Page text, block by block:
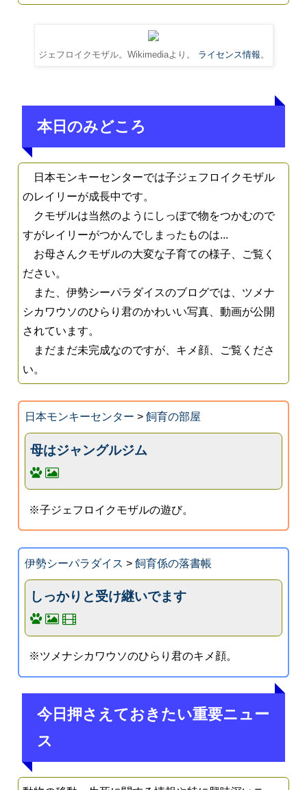
ジェフロイクモザル。Wikimediaより。 ライセンス情報 。
本日のみどころ
日本モンキーセンターでは子ジェフロイクモザル
のレイリーが成長中です。
クモザルは当然のようにしっぽで物をつかむので
すがレイリーがつかんでしまったものは...
お母さんクモザルの大変な子育ての様子、ご覧く
ださい。
また、伊勢シーパラダイスのブログでは、ツメナ
シカワウソのひらり君のかわいい写真、動画が公開
されています。
まだまだ未完成なのですが、キメ顔、ご覧くださ
い。
日本モンキーセンター > 飼育の部屋
母はジャングルジム
※子ジェフロイクモザルの遊び。
伊勢シーパラダイス > 飼育係の落書帳
しっかりと受け継いでます
※ツメナシカワウソのひらり君のキメ顔。
今日押さえておきたい重要ニュー
ス